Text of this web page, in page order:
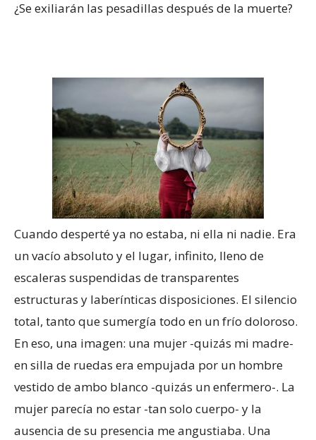
¿Se exiliarán las pesadillas después de la muerte?
Cuando desperté ya no estaba, ni ella ni nadie. Era
un vacío absoluto y el lugar, infinito, lleno de
escaleras suspendidas de transparentes
estructuras y laberínticas disposiciones. El silencio
total, tanto que sumergía todo en un frío doloroso.
En eso, una imagen: una mujer -quizás mi madre-
en silla de ruedas era empujada por un hombre
vestido de ambo blanco -quizás un enfermero-. La
mujer parecía no estar -tan solo cuerpo- y la
ausencia de su presencia me angustiaba. Una